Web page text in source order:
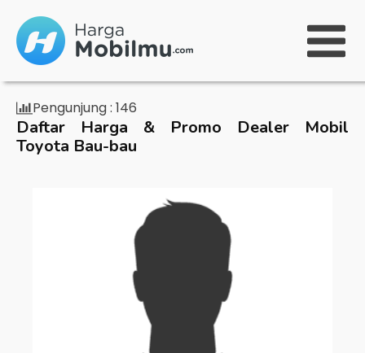
Pengunjung : 146
Daftar Harga & Promo Dealer Mobil
Toyota Bau-bau